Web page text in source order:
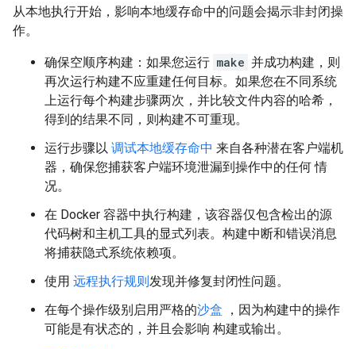
从本地执行开始，影响本地缓存命中的问题会揭示非封闭操
作。
确保空顺序构建：如果您运行 make 并成功构建，则
再次运行构建不应重建任何目标。如果您在不同系统
上运行每个构建步骤两次，并比较文件内容的哈希，
得到的结果不同，则构建不可重现。
运行步骤以 调试本地缓存命中 来自各种潜在客户端机
器，确保您捕获客户端环境泄漏到操作中的任何 情
况。
在 Docker 容器中执行构建，该容器仅包含检出的源
代码树和主机工具的显式列表。构建中断和错误消息
将捕获隐式系统依赖项。
使用 远程执行规则发现并修复封闭性问题。
在每个操作级别启用严格的沙盒 ，因为构建中的操作
可能是有状态的，并且会影响 构建或输出。